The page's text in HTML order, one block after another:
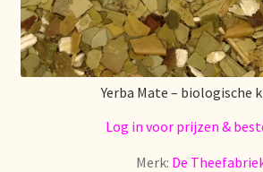
Assortiment
Asuntos de existencias
Yerba Mate – biologische
Log in voor prijzen &
Merk: De